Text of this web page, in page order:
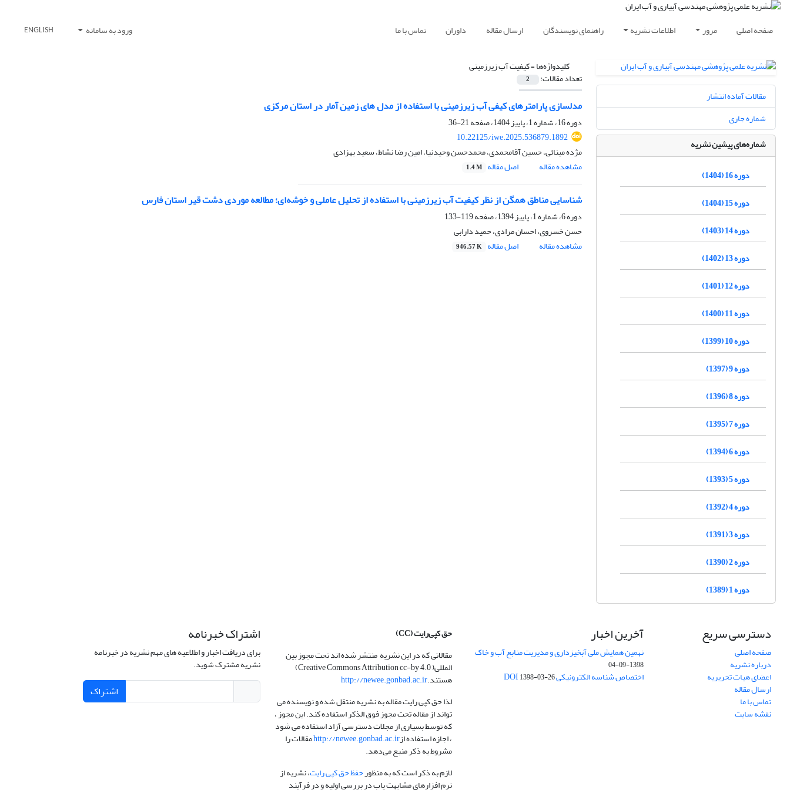
صفحه اصلی مرور اطلاعات نشریه راهنمای نویسندگان ارسال مقاله داوران تماس با ما ورود به سامانه ENGLISH
کلیدواژه‌ها =کیفیت آب زیرزمینی
تعداد مقالات: 2
مدلسازی پارامترهای کیفی آب زیرزمینی با استفاده از مدل های زمین آمار در استان مرکزی
دوره 16، شماره 1، پاییز 1404، صفحه
21-36
10.22125/iwe.2025.536879.1892
مژده مینائی، حسین آقامحمدی، محمدحسن وحیدنیا، امین رضا نشاط، سعید بهزادی
مشاهده مقاله
اصل مقاله 1.4 M
شناسایی مناطق همگن از نظر کیفیت آب زیرزمینی با استفاده از تحلیل عاملی و خوشه‌ای؛ مطالعه موردی دشت قیر استان فارس
دوره 6، شماره 1، پاییز 1394، صفحه
119-133
حسن خسروی، احسان مرادی، حمید دارابی
مشاهده مقاله
اصل مقاله 946.57 K
مقالات آماده انتشار
شماره جاری
شماره‌های پیشین نشریه
دوره 16 (1404)
دوره 15 (1404)
دوره 14 (1403)
دوره 13 (1402)
دوره 12 (1401)
دوره 11 (1400)
دوره 10 (1399)
دوره 9 (1397)
دوره 8 (1396)
دوره 7 (1395)
دوره 6 (1394)
دوره 5 (1393)
دوره 4 (1392)
دوره 3 (1391)
دوره 2 (1390)
دوره 1 (1389)
دسترسی سریع
صفحه اصلی
درباره نشریه
اعضای هیات تحریریه
ارسال مقاله
تماس با ما
نقشه سایت
آخرین اخبار
نهمین همایش ملی آبخیزداری و مدیریت منابع آب و خاک
1398-09-04
اختصاص شناسه الکترونیکی DOI1398-03-26
حق کپی‌رایت(CC)
مقالاتی که در این نشریه منتشر شده اند تحت مجوز بین
المللی( Creative Commons Attribution cc-by 4.0)
هستند.http://newee.gonbad.ac.ir
لذا حق کپی رایت مقاله به نشریه منتقل شده و نویسنده می
تواند از مقاله تحت مجوز فوق الذکر استفاده کند. این مجوز ،
که توسط بسیاری از مجلات دسترسی آزاد استفاده می شود
، اجازه استفاده ازhttp://newee.gonbad.ac.irمقالات را
مشروط به ذکر منبع می‌دهد.
لازم به ذکر است که به منظورحفظ حق کپی رایت، نشریه از
نرم افزارهای مشابهت یاب در بررسی اولیه و در فرآیند
اشتراک خبرنامه
برای دریافت اخبار و اطلاعیه های مهم نشریه در خبرنامه
نشریه مشترک شوید.
اشتراک